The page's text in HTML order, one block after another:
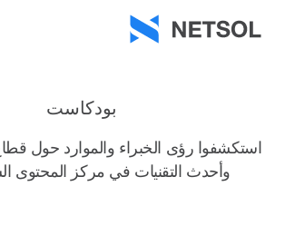
بودكاست
استكشفوا رؤى الخبراء والموارد حول
وأحدث التقنيات في مركز المحتوى